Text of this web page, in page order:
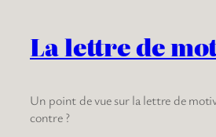
La lettre de
Un point de vue sur la lettre de
contre ?